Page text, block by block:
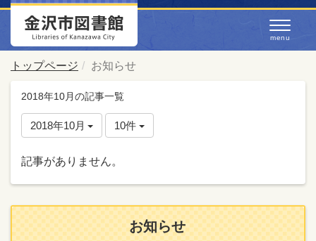
トップページ お知らせ
2018年10月の記事一覧
2018年10月 10件
記事がありません。
お知らせ